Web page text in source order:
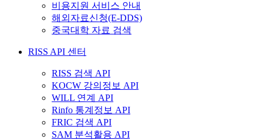
비용지원 서비스 안내
해외자료신청(E-DDS)
중국대학 자료 검색
RISS API 센터
RISS 검색 API
KOCW 강의정보 API
WILL 연계 API
Rinfo 통계정보 API
FRIC 검색 API
SAM 분석활용 API